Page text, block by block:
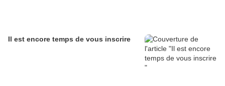
Il est encore temps de vous inscrire